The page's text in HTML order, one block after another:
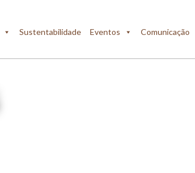
Sustentabilidade Eventos Comunicação